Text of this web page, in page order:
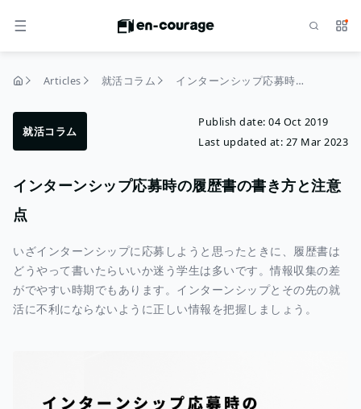
MENU Search
home Articles 就活コラム インターンシップ応募時の履歴書の書き方と注意点
就活コラム
Publish date: 04 Oct 2019
Last updated at: 27 Mar 2023
インターンシップ応募時の履歴書の書き方と注意
点
いざインターンシップに応募しようと思ったときに、履歴書は
どうやって書いたらいいか迷う学生は多いです。情報収集の差
がでやすい時期でもあります。インターンシップとその先の就
活に不利にならないように正しい情報を把握しましょう。